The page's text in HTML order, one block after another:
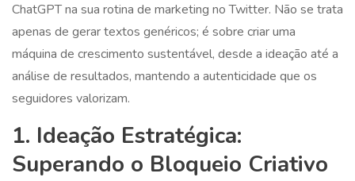
ChatGPT na sua rotina de marketing no Twitter. Não se trata
apenas de gerar textos genéricos; é sobre criar uma
máquina de crescimento sustentável, desde a ideação até a
análise de resultados, mantendo a autenticidade que os
seguidores valorizam.
1. Ideação Estratégica:
Superando o Bloqueio Criativo